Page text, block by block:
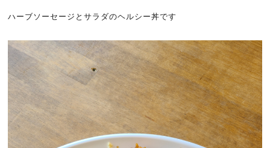
ハーブソーセージとサラダのヘルシー丼です